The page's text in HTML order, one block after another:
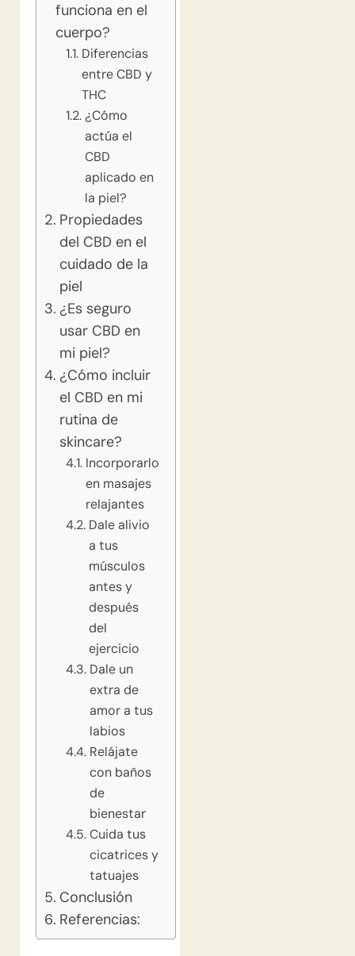
funciona en el
cuerpo?
Diferencias
entre CBD y
THC
¿Cómo
actúa el
CBD
aplicado en
la piel?
Propiedades
del CBD en el
cuidado de la
piel
¿Es seguro
usar CBD en
mi piel?
¿Cómo incluir
el CBD en mi
rutina de
skincare?
Incorporarlo
en masajes
relajantes
Dale alivio
a tus
músculos
antes y
después
del
ejercicio
Dale un
extra de
amor a tus
labios
Relájate
con baños
de
bienestar
Cuida tus
cicatrices y
tatuajes
Conclusión
Referencias: